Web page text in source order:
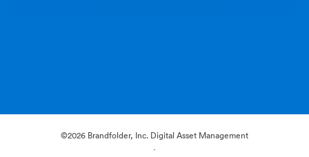
©2026 Brandfolder, Inc. Digital Asset Management
·